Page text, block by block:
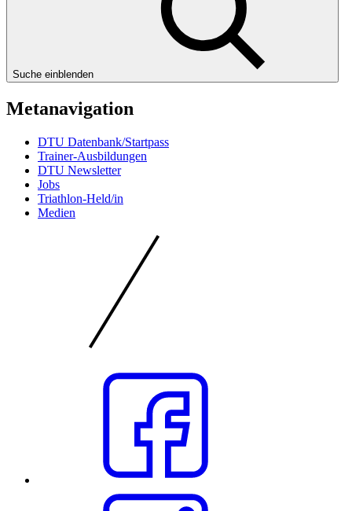
Suche einblenden
Metanavigation
DTU Datenbank/Startpass
Trainer-Ausbildungen
DTU Newsletter
Jobs
Triathlon-Held/in
Medien